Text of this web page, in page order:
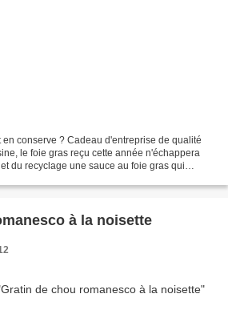
conserve ? Cadeau d'entreprise de qualité
le foie gras reçu cette année n'échappera
du recyclage une sauce au foie gras qui
à la noisette